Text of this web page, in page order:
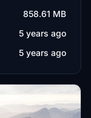
858.61 MB
5 years ago
5 years ago